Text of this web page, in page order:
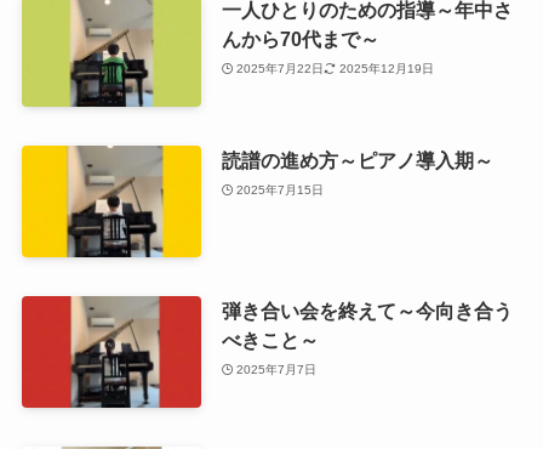
一人ひとりのための指導～年中さ
んから70代まで～
2025年7月22日 2025年12月19日
読譜の進め方～ピアノ導入期～
2025年7月15日
弾き合い会を終えて～今向き合う
べきこと～
2025年7月7日